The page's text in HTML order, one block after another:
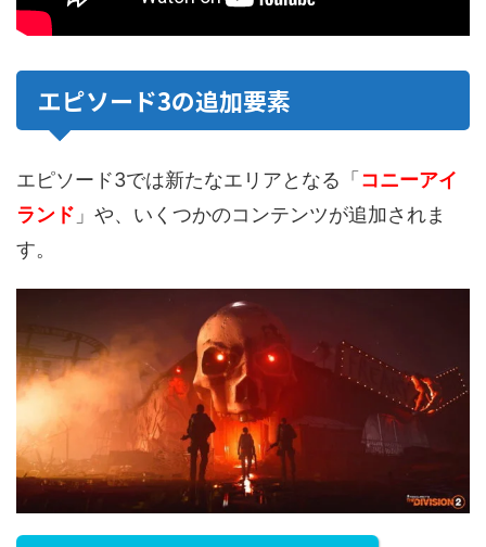
エピソード3の追加要素
エピソード3では新たなエリアとなる「 コニーアイ
ランド 」や、いくつかのコンテンツが追加されま
す。